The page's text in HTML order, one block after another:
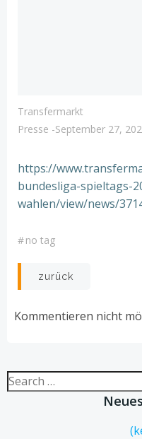
Transfermarkt
Presse -September 27,
https://
bundesliga-spieltags-
wahlen/view/news/
#no tag
Post
zurück
Kommentieren nicht
Search
for: